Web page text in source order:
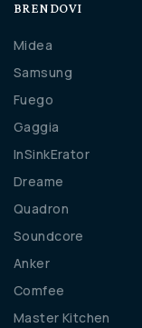
BRENDOVI
Midea
Samsung
Fuego
Gaggia
InSinkErator
Dreame
Quadron
Soundcore
Anker
Comfee
Master Kitchen